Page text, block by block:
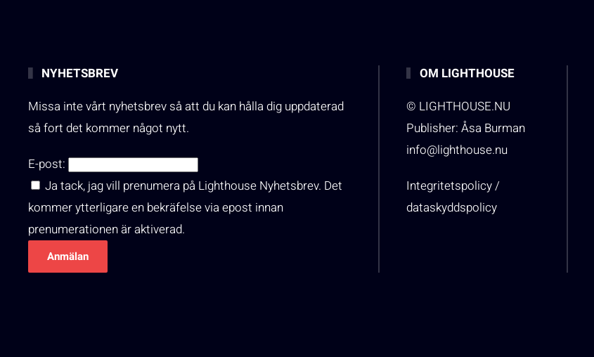
NYHETSBREV
Missa inte vårt nyhetsbrev så att du kan hålla dig uppdaterad
så fort det kommer något nytt.
E-post:
Ja tack, jag vill prenumera på Lighthouse Nyhetsbrev. Det
kommer ytterligare en bekräfelse via epost innan
prenumerationen är aktiverad.
OM LIGHTHOUSE
© LIGHTHOUSE.NU
Publisher: Åsa Burman
info@lighthouse.nu
Integritetspolicy /
dataskyddspolicy